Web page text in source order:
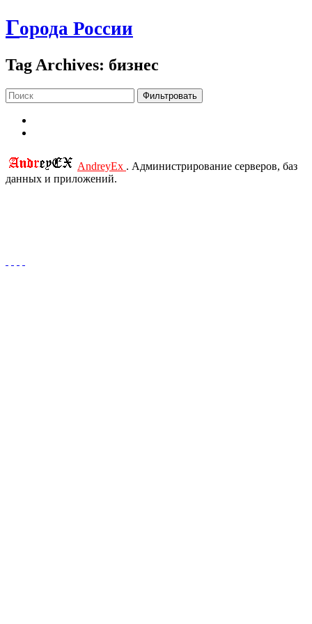
Города России
Tag Archives: бизнес
Фильтровать
AndreyEx . Администрирование серверов, баз
данных и приложений.